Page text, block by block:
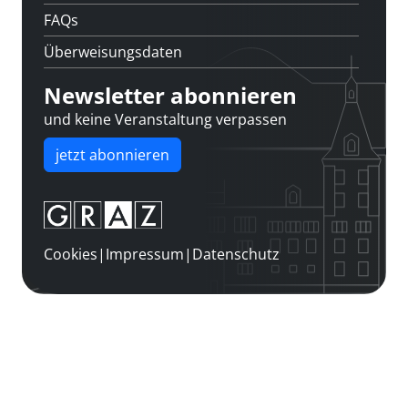
FAQs
Überweisungsdaten
Newsletter abonnieren
und keine Veranstaltung verpassen
jetzt abonnieren
Cookies| Impressum| Datenschutz